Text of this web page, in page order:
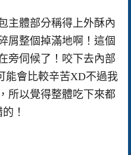
主體部分稱得上外酥內
屑整個掉滿地啊！這個
旁伺候了！咬下去內部
能會比較辛苦XD不過我
所以覺得整體吃下來都
！